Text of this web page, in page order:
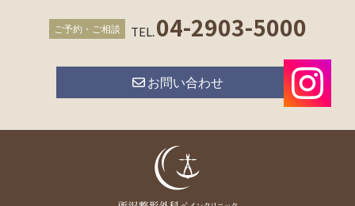
ご予約・ご相談 TEL.04-2903-5000
お問い合わせ